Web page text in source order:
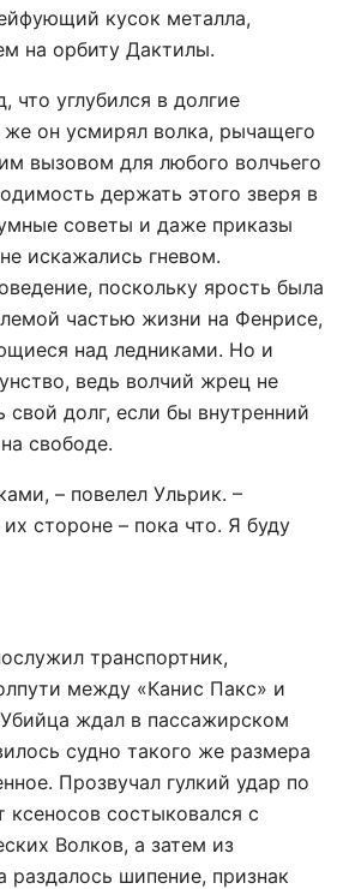
кусок металла,
на орбиту Дактилы.
что углубился в долгие
же он усмирял волка, рычащего
вызовом для любого волчьего
держать этого зверя в
советы и даже приказы
искажались гневом.
поскольку ярость была
частью жизни на Фенрисе,
над ледниками. Но и
ведь волчий жрец не
свой долг, если бы внутренний
свободе.
– повелел Ульрик. –
стороне – пока что. Я буду
транспортник,
между «Канис Пакс» и
ждал в пассажирском
судно такого же размера
Прозвучал гулкий удар по
ксеносов состыковался с
Волков, а затем из
раздалось шипение, признак